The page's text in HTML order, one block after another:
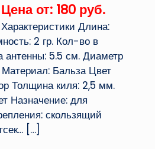
Цена от: 180 руб.
Характеристики Длина:
2 гр. Кол-во в
антенны: 5.5 см. Диаметр
Бальза Цвет
Толщина киля: 2,5 мм.
Назначение: для
скользящий
[…]